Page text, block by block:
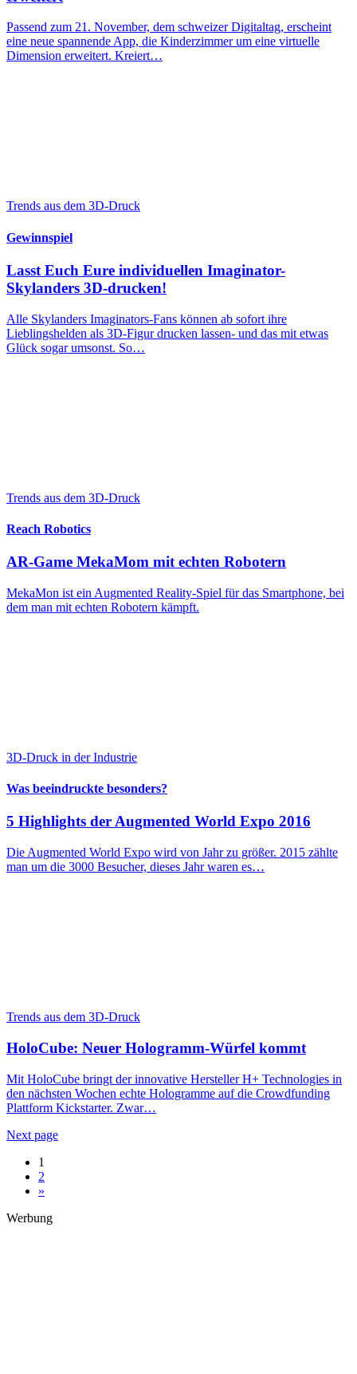
Passend zum 21. November, dem schweizer Digitaltag, erscheint
eine neue spannende App, die Kinderzimmer um eine virtuelle
Dimension erweitert. Kreiert…
Trends aus dem 3D-Druck
Gewinnspiel
Lasst Euch Eure individuellen Imaginator-
Skylanders 3D-drucken!
Alle Skylanders Imaginators-Fans können ab sofort ihre
Lieblingshelden als 3D-Figur drucken lassen- und das mit etwas
Glück sogar umsonst. So…
Trends aus dem 3D-Druck
Reach Robotics
AR-Game MekaMom mit echten Robotern
MekaMon ist ein Augmented Reality-Spiel für das Smartphone, bei
dem man mit echten Robotern kämpft.
3D-Druck in der Industrie
Was beeindruckte besonders?
5 Highlights der Augmented World Expo 2016
Die Augmented World Expo wird von Jahr zu größer. 2015 zählte
man um die 3000 Besucher, dieses Jahr waren es…
Trends aus dem 3D-Druck
HoloCube: Neuer Hologramm-Würfel kommt
Mit HoloCube bringt der innovative Hersteller H+ Technologies in
den nächsten Wochen echte Hologramme auf die Crowdfunding
Plattform Kickstarter. Zwar…
Next page
1
2
»
Werbung